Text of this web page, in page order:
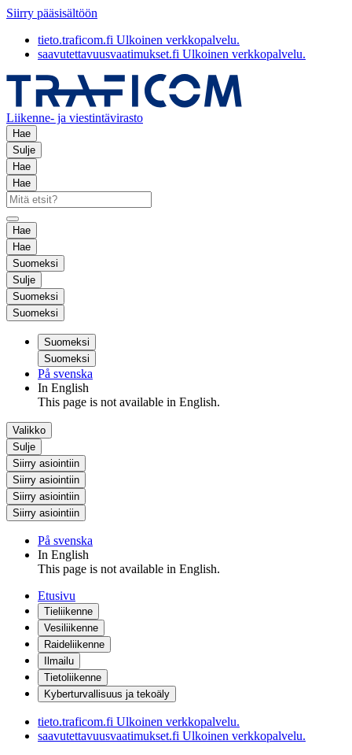
Siirry pääsisältöön
tieto.traficom.fi Ulkoinen verkkopalvelu.
saavutettavuusvaatimukset.fi Ulkoinen verkkopalvelu.
Liikenne- ja viestintävirasto
Hae
Sulje
Hae
Hae
Hae
Hae
Suomeksi
Sulje
Suomeksi
Suomeksi
Suomeksi
Suomeksi
På svenska
In English
This page is not available in English.
Valikko
Sulje
Siirry asiointiin
Siirry asiointiin
Siirry asiointiin
Siirry asiointiin
På svenska
In English
This page is not available in English.
Etusivu
Tieliikenne
Vesiliikenne
Raideliikenne
Ilmailu
Tietoliikenne
Kyberturvallisuus ja tekoäly
tieto.traficom.fi Ulkoinen verkkopalvelu.
saavutettavuusvaatimukset.fi Ulkoinen verkkopalvelu.